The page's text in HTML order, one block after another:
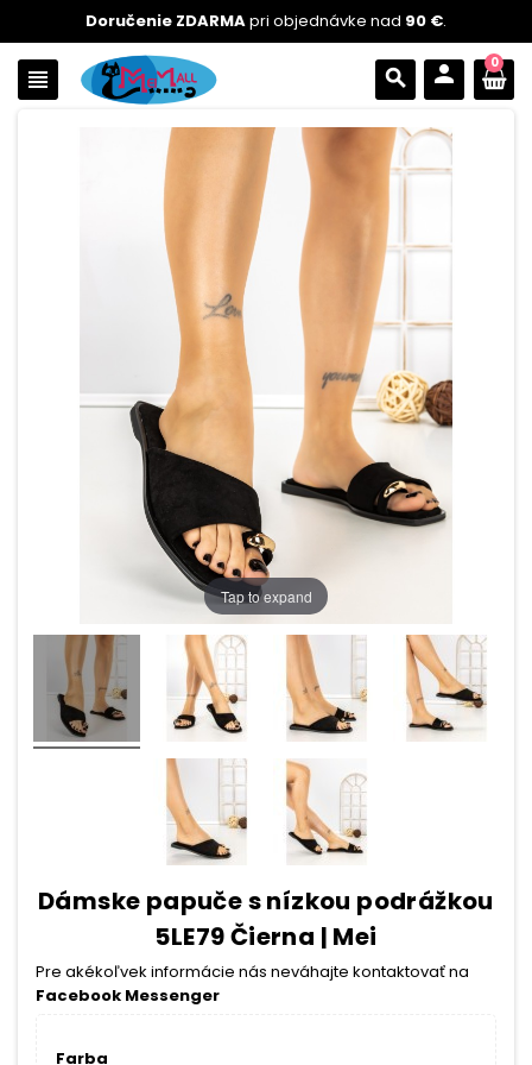
Doručenie ZDARMApri objednávke nad 90 €.
view_headline search person 0
Tap to expand
Dámske papuče s nízkou podrážkou
5LE79 Čierna | Mei
Pre akékoľvek informácie nás neváhajte kontaktovať na
Facebook Messenger
Farba